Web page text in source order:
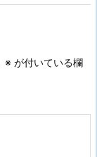
※ が付いている欄